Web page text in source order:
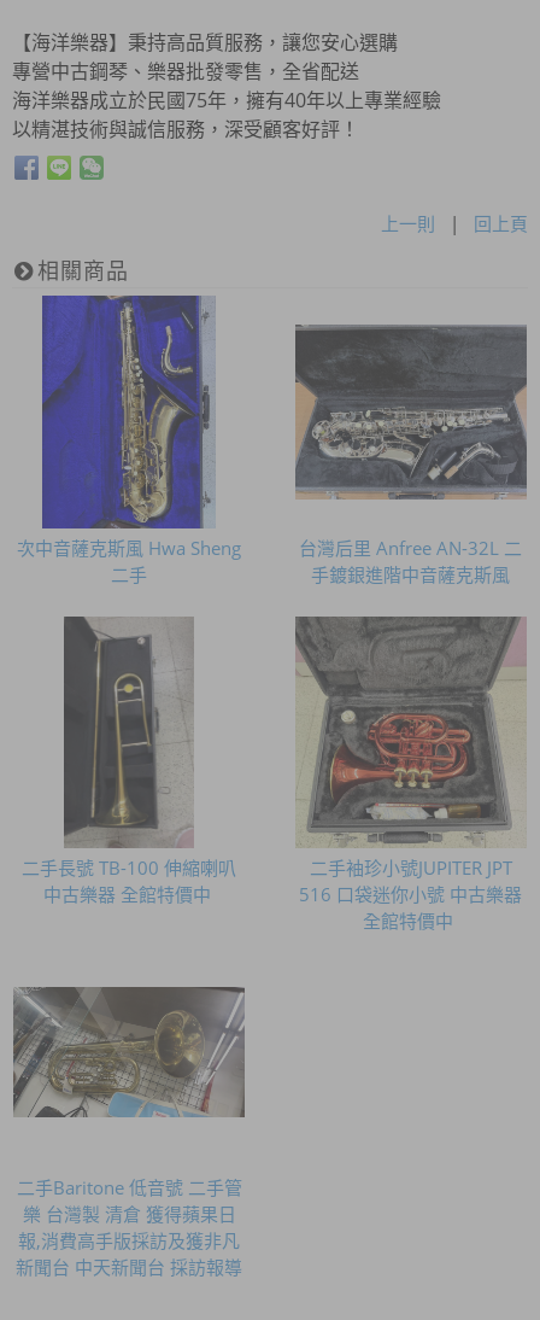
【海洋樂器】秉持高品質服務，讓您安心選購
專營中古鋼琴、樂器批發零售，全省配送
海洋樂器成立於民國75年，擁有40年以上專業經驗
以精湛技術與誠信服務，深受顧客好評！
上一則 | 回上頁
相關商品
次中音薩克斯風 Hwa Sheng
二手
台灣后里 Anfree AN-32L 二
手鍍銀進階中音薩克斯風
二手長號 TB-100 伸縮喇叭
中古樂器 全館特價中 ​
二手袖珍小號JUPITER JPT
516 口袋迷你小號 中古樂器
全館特價中 ​
二手Baritone 低音號 二手管
樂 台灣製 清倉 獲得蘋果日
報,消費高手版採訪及獲非凡
新聞台 中天新聞台 採訪報導